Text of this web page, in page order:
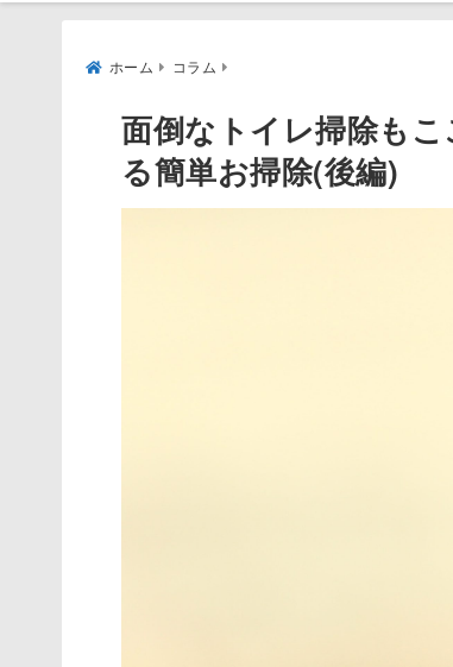
ホーム コラム
面倒なトイレ掃除も
る簡単お掃除(後編)